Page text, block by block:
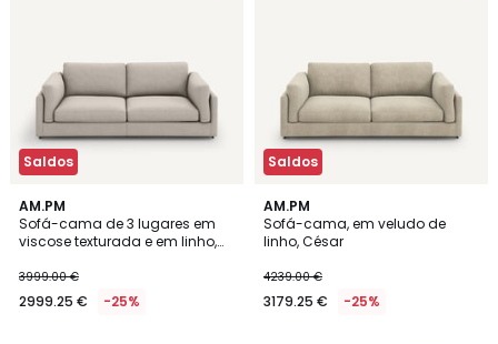
Saldos
AM.PM
Sofá-cama de 3 lugares em
viscose texturada e em linho,
3999.00 €
2999.25 € -25%
5
/
5
Saldos
AM.PM
Sofá-cama, em veludo de
linho, César
4239.00 €
3179.25 € -25%
5
Cores